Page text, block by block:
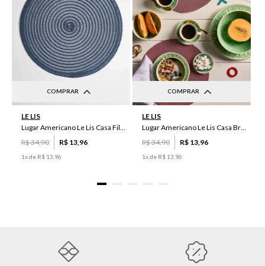
COMPRAR
LE LIS
Lugar Americano Le Lis Casa Filipa
R$34,90 R$ 13 96
1x de R$ 13 96
COMPRAR
LE LIS
Lugar Americano Le Lis Casa Brenda
R$34,90 R$ 13 96
1x de R$ 13 96